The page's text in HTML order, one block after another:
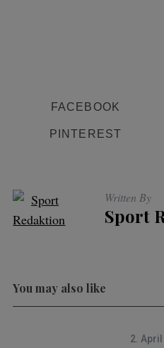
FACEBOOK
PINTEREST
Written By
Sport
You may also like
2. April